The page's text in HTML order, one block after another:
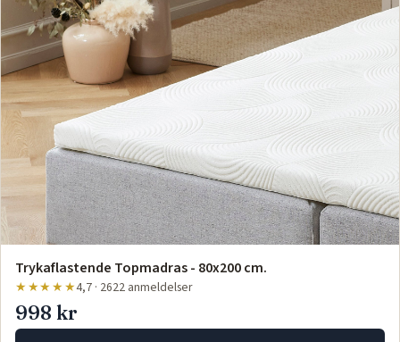
Trykaflastende Topmadras - 80x200 cm.
★★★★★4,7 · 2622 anmeldelser
998 kr